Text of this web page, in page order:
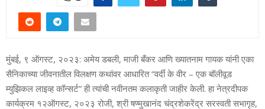
मुंबई, ९ ऑगस्ट, २०२३: अमेय डबली, माजी बँकर आणि ख्यातनाम गायक यांनी एका
सैनिकाच्या जीवनातील विलक्षण कथांवर आधारित “वर्दी के वीर – एक बॉलीवूड
म्युझिकल लाइव्ह कॉन्सर्ट” ही त्यांची नवीनतम कलाकृती जाहीर केली. हा नेत्रदीपक
कार्यक्रम १२ऑगस्ट, २०२३ रोजी, श्री षण्मुखानंद चंद्रशेकरेंद्र सरस्वती सभागृह,